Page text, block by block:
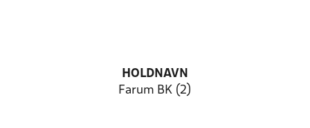
HOLDNAVN
Farum BK (2)